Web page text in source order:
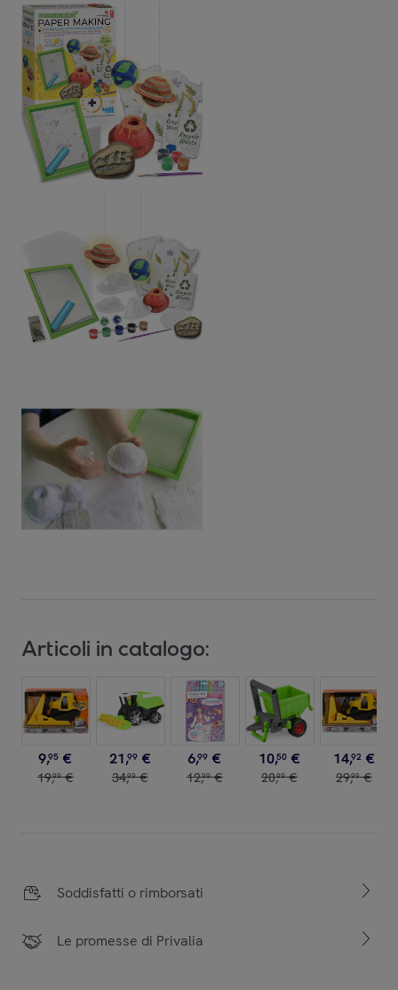
Articoli in catalogo:
9,95 €
19,99 €
21,99 €
34,99 €
6,99 €
12,99 €
10,50 €
20,99 €
14,92 €
29,99 €
Soddisfatti o rimborsati
Le promesse di Privalia